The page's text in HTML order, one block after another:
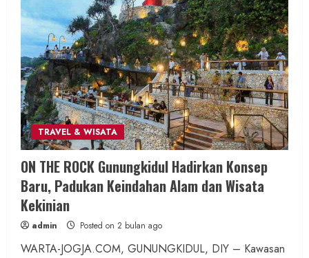
Dua Lagu Karya Pangdam VI/Mulawarman
Jadi Ikon Kompetisi Menyanyi HUT ke-81 RI
admin Posted on 15 jam ago
2 MIN READ
Wisata & Budaya
Bersama Bupati Gunungkidul Antusiasme
Warga Warnai Kirab Budaya Sadranan
Mbah Jobeh yang Kini Resmi Sandang
Status Kalurahan Mandiri Budaya
admin Posted on 21 jam ago
TRAVEL & WISATA
ON THE ROCK Gunungkidul Hadirkan Konsep
Baru, Padukan Keindahan Alam dan Wisata
Kekinian
admin Posted on 2 bulan ago
WARTA-JOGJA.COM, GUNUNGKIDUL, DIY – Kawasan